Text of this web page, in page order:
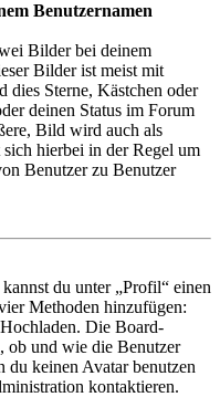
Benutzernamen
Bilder bei deinem
Bilder ist meist mit
dies Sterne, Kästchen oder
deinen Status im Forum
Bild wird auch als
hierbei in der Regel um
Benutzer zu Benutzer
du unter „Profil“ einen
Methoden hinzufügen:
Die Board-
ob und wie die Benutzer
du keinen Avatar benutzen
kontaktieren.